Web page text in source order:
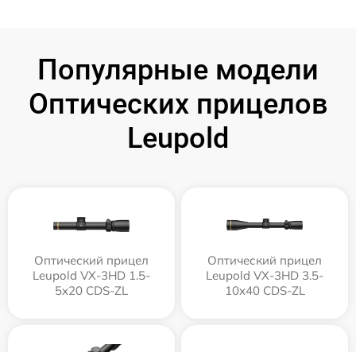
Популярные модели
Оптических прицелов
Leupold
Оптический прицел
Leupold VX-3HD 1.5-
5x20 CDS-ZL
Оптический прицел
Leupold VX-3HD 3.5-
10x40 CDS-ZL